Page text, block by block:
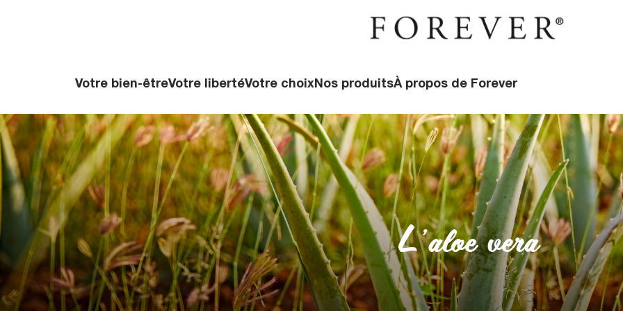
Votre bien-êtreVotre libertéVotre choixNos produitsÀ propos de Forever
L’aloe vera